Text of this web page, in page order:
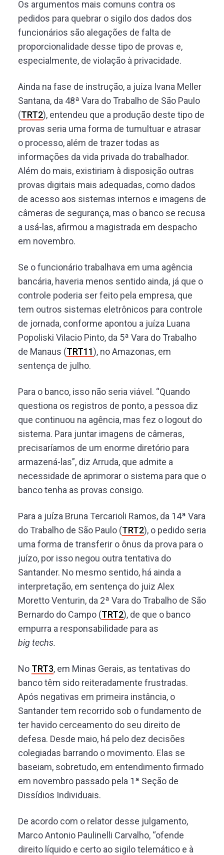
Os argumentos mais comuns contra os
pedidos para quebrar o sigilo dos dados dos
funcionários são alegações de falta de
proporcionalidade desse tipo de provas e,
especialmente, de violação à privacidade.
Ainda na fase de instrução, a juíza Ivana Meller
Santana, da 48ª Vara do Trabalho de São Paulo
(TRT2), entendeu que a produção deste tipo de
provas seria uma forma de tumultuar e atrasar
o processo, além de trazer todas as
informações da vida privada do trabalhador.
Além do mais, existiriam à disposição outras
provas digitais mais adequadas, como dados
de acesso aos sistemas internos e imagens de
câmeras de segurança, mas o banco se recusa
a usá-las, afirmou a magistrada em despacho
em novembro.
Se o funcionário trabalhava em uma agência
bancária, haveria menos sentido ainda, já que o
controle poderia ser feito pela empresa, que
tem outros sistemas eletrônicos para controle
de jornada, conforme apontou a juíza Luana
Popoliski Vilacio Pinto, da 5ª Vara do Trabalho
de Manaus (TRT11), no Amazonas, em
sentença de julho.
Para o banco, isso não seria viável. “Quando
questiona os registros de ponto, a pessoa diz
que continuou na agência, mas fez o logout do
sistema. Para juntar imagens de câmeras,
precisaríamos de um enorme diretório para
armazená-las”, diz Arruda, que admite a
necessidade de aprimorar o sistema para que o
banco tenha as provas consigo.
Para a juíza Bruna Tercarioli Ramos, da 14ª Vara
do Trabalho de São Paulo (TRT2), o pedido seria
uma forma de transferir o ônus da prova para o
juízo, por isso negou outra tentativa do
Santander. No mesmo sentido, há ainda a
interpretação, em sentença do juiz Alex
Moretto Venturin, da 2ª Vara do Trabalho de São
Bernardo do Campo (TRT2), de que o banco
empurra a responsabilidade para as
big techs.
No TRT3, em Minas Gerais, as tentativas do
banco têm sido reiteradamente frustradas.
Após negativas em primeira instância, o
Santander tem recorrido sob o fundamento de
ter havido cerceamento do seu direito de
defesa. Desde maio, há pelo dez decisões
colegiadas barrando o movimento. Elas se
baseiam, sobretudo, em entendimento firmado
em novembro passado pela 1ª Seção de
Dissídios Individuais.
De acordo com o relator desse julgamento,
Marco Antonio Paulinelli Carvalho, “ofende
direito líquido e certo ao sigilo telemático e à